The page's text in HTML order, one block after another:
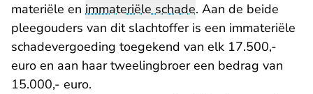
materiële en immateriële schade. Aan de beide
pleegouders van dit slachtoffer is een immateriële
schadevergoeding toegekend van elk 17.500,-
euro en aan haar tweelingbroer een bedrag van
15.000,- euro.